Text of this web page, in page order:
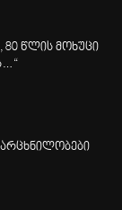
80 წლის მოხუცი